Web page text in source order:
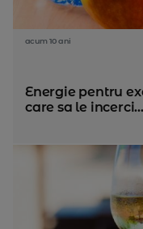
acum 10 ani
Energie pentru
care sa le incerci...